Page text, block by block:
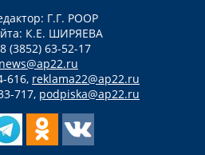
Г.Г. РООР
К.Е. ШИРЯЕВА
(3852) 63-52-17
news@ap22.ru
616, reklama22@ap22.ru
717, podpiska@ap22.ru